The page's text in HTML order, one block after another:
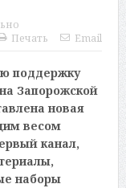
Печать
Email
поддержку
Запорожской
новая
весом
канал,
наборы